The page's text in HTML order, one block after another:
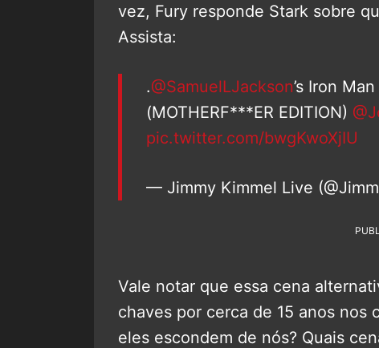
vez, Fury responde Stark sobre
Assista:
.@SamuelLJackson’s Iron
(MOTHERF***ER EDITION)
pic.twitter.com/bwgKwoXjIU
— Jimmy Kimmel Live
Vale notar que essa cena
chaves por cerca de 15 anos nos
eles escondem de nós? Quais